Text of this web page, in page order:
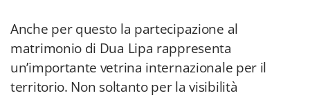
Anche per questo la partecipazione al
matrimonio di Dua Lipa rappresenta
un’importante vetrina internazionale per il
territorio. Non soltanto per la visibilità